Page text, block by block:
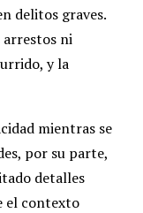
delitos graves.
arrestos ni
y la
mientras se
por su parte,
detalles
el contexto